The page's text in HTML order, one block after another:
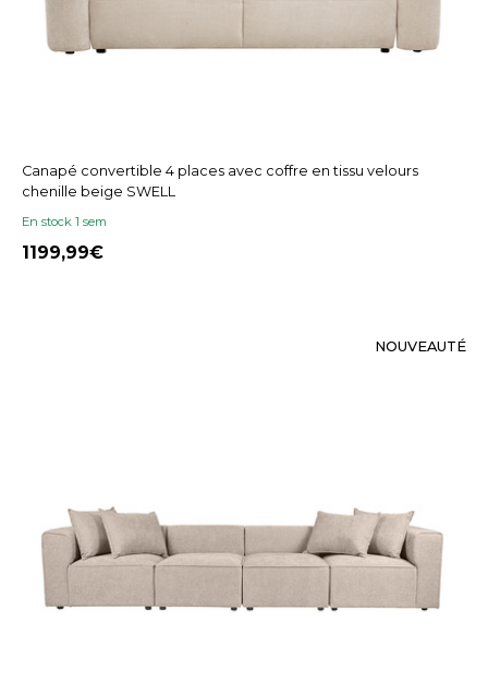
Canapé convertible 4 places avec coffre en tissu velours
chenille beige SWELL
En stock 1 sem
1199,99
NOUVEAUTÉ